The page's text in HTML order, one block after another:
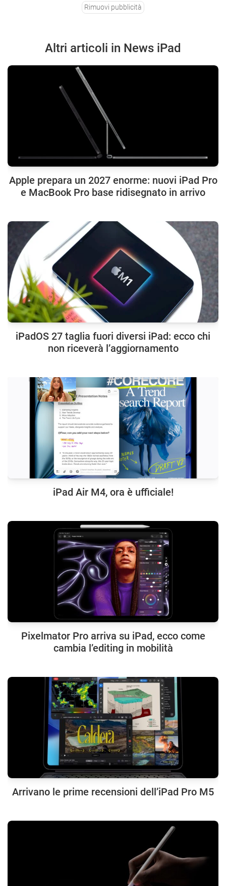
Rimuovi pubblicità
Altri articoli in News iPad
Apple prepara un 2027 enorme: nuovi iPad Pro
e MacBook Pro base ridisegnato in arrivo
iPadOS 27 taglia fuori diversi iPad: ecco chi
non riceverà l’aggiornamento
iPad Air M4, ora è ufficiale!
Pixelmator Pro arriva su iPad, ecco come
cambia l’editing in mobilità
Arrivano le prime recensioni dell’iPad Pro M5